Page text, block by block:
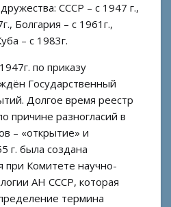
СССР – с 1947 г.,
Болгария – с 1961г.,
– с 1983г.
по приказу
Государственный
Долгое время реестр
причине разногласий в
– «открытие» и
г. была создана
при Комитете научно-
АН СССР, которая
термина